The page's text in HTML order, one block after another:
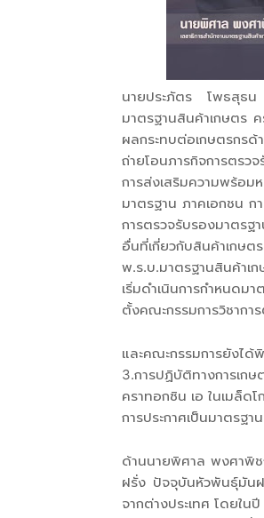
นายประภัตร โพธสุธน
มาตรฐานสินค้าเกษตร
ผลกระทบต่อเกษตรกรด้
ถ่ายโอนภารกิจการตรว
การส่งเสริมความพร้
มาตรฐาน ภาคเอกชน
การตรวจรับรองมาตรฐ
อื่นที่เกี่ยวกับสินค้าเก
พ.ร.บ.มาตรฐานสินค้าเ
เริ่มดำเนินการกำหนดม
ตั้งคณะกรรมการวิชากา
และคณะกรรมการยังไ
3.การปฏิบัติทางการเ
คราทอกซิน เอ ในเมล็ด
การประกาศเป็นมาตรฐา
ด้านนายพิศาล พงศาพิช
ฝรั่ง ปัจจุบันหัวพันธุ์มัน
จากต่างประเทศ โดยใ